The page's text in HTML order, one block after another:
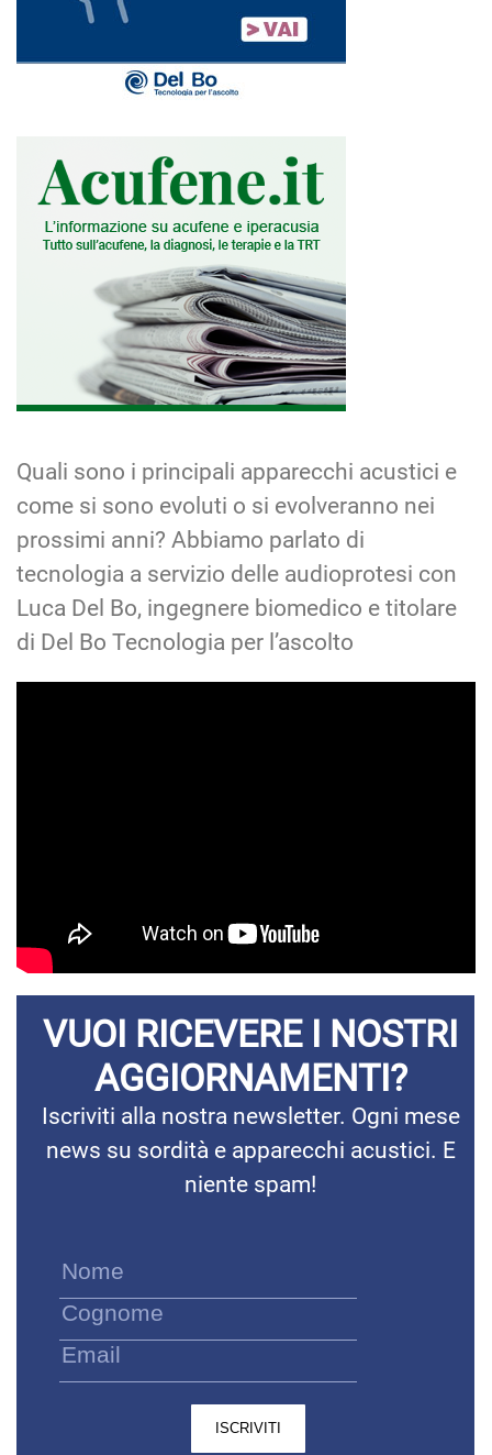
Quali sono i principali apparecchi acustici e
come si sono evoluti o si evolveranno nei
prossimi anni? Abbiamo parlato di
tecnologia a servizio delle audioprotesi con
Luca Del Bo, ingegnere biomedico e titolare
di Del Bo Tecnologia per l’ascolto
VUOI RICEVERE I NOSTRI
AGGIORNAMENTI?
Iscriviti alla nostra newsletter. Ogni mese
news su sordità e apparecchi acustici. E
niente spam!